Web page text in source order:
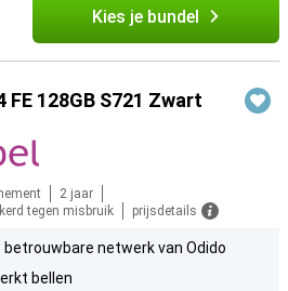
Kies je bundel
FE 128GB S721 Zwart
2 jaar
tegen misbruik
prijsdetails
betrouwbare netwerk van Odido
bellen